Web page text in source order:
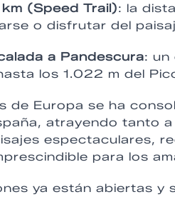
km (Speed Trail): la
o disfrutar del
a Pandescura: un
los 1.022 m del
de Europa se ha
atrayendo tanto
espectaculares,
para los
ya están abiertas y